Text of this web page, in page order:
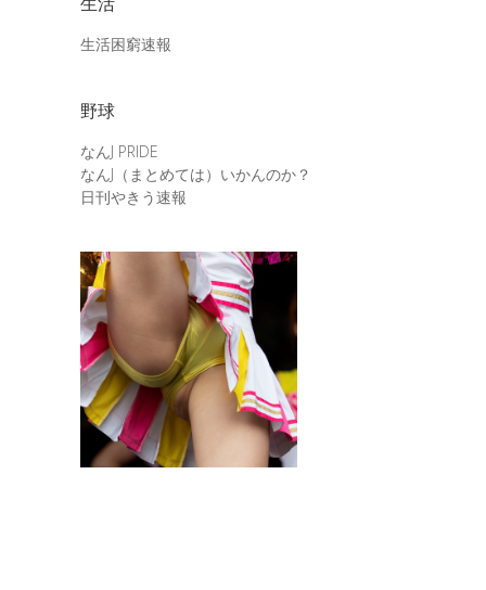
生活困窮速報
野球
なんJ PRIDE
なんJ（まとめては）いかんのか？
日刊やきう速報